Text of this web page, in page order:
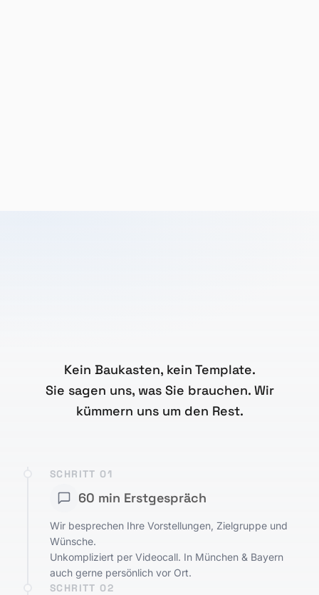
Kein Baukasten, kein Template.
Sie sagen uns, was Sie brauchen. Wir
kümmern uns um den Rest.
SCHRITT 01
60 min Erstgespräch
Wir besprechen Ihre Vorstellungen, Zielgruppe und
Wünsche.
Unkompliziert per Videocall. In München & Bayern
auch gerne persönlich vor Ort.
SCHRITT 02